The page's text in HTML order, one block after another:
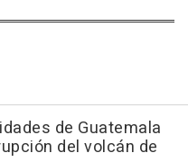
de Guatemala
del volcán de